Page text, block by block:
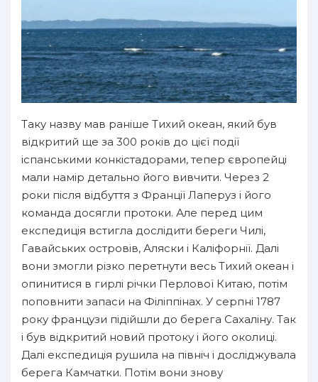
Таку назву мав раніше Тихий океан, який був
відкритий ще за 300 років до цієї події
іспанськими конкістадорами, тепер європейці
мали намір детально його вивчити. Через 2
роки після відбуття з Франції Лаперуз і його
команда досягли протоки. Але перед цим
експедиція встигла дослідити береги Чилі,
Гавайських островів, Аляски і Каліфорнії. Далі
вони змогли різко перетнути весь Тихий океан і
опинитися в гирлі річки Перлової Китаю, потім
поповнити запаси на Філіппінах. У серпні 1787
року французи підійшли до берега Сахаліну. Так
і був відкритий новий протоку і його околиці.
Далі експедиція рушила на північ і досліджувала
берега Камчатки. Потім вони знову